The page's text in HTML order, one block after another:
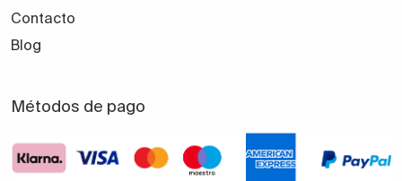
Contacto
Blog
Métodos de pago